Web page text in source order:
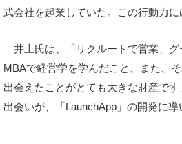
式会社を起業していた。この行動力に
井上氏は、「リクルートで営業、グ
MBAで経営学を学んだこと、また、
出会えたことがとても大きな財産で
出会いが、「LaunchApp」の開発に導